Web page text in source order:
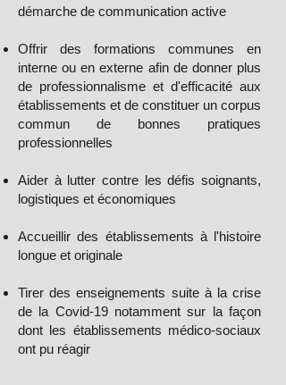
démarche de communication active
Offrir des formations communes en
interne ou en externe afin de donner plus
de professionnalisme et d'efficacité aux
établissements et de constituer un corpus
commun de bonnes pratiques
professionnelles
Aider à lutter contre les défis soignants,
logistiques et économiques
Accueillir des établissements à l'histoire
longue et originale
Tirer des enseignements suite à la crise
de la Covid-19 notamment sur la façon
dont les établissements médico-sociaux
ont pu réagir